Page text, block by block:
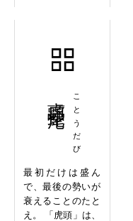
ことうだび
最初だけは盛ん
で、最後の勢いが
衰えることのたと
え。 「虎頭」は、